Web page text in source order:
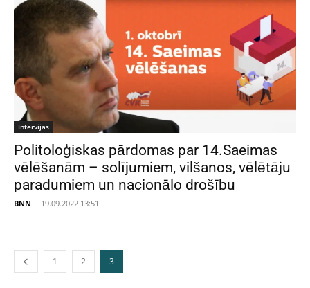
Intervijas
Politoloģiskas pārdomas par 14.Saeimas
vēlēšanām – solījumiem, vilšanos, vēlētāju
paradumiem un nacionālo drošību
BNN - 19.09.2022 13:51
1 2 3